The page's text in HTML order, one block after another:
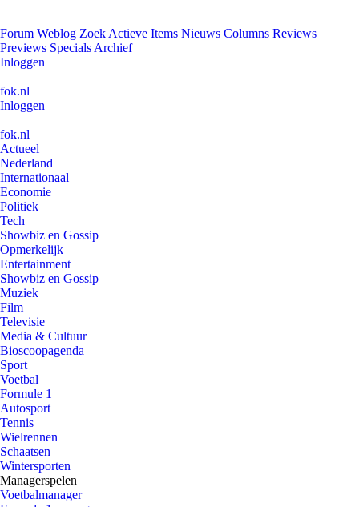
Forum Weblog Zoek Actieve Items Nieuws Columns Reviews
Previews Specials Archief
Inloggen
fok.nl
Inloggen
fok.nl
Actueel
Nederland
Internationaal
Economie
Politiek
Tech
Showbiz en Gossip
Opmerkelijk
Entertainment
Showbiz en Gossip
Muziek
Film
Televisie
Media & Cultuur
Bioscoopagenda
Sport
Voetbal
Formule 1
Autosport
Tennis
Wielrennen
Schaatsen
Wintersporten
Managerspelen
Voetbalmanager